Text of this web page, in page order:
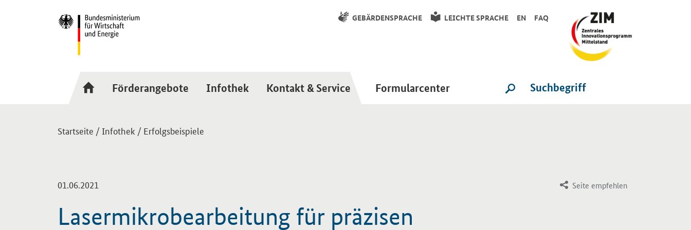
GEBÄRDENSPRACHE LEICHTE SPRACHE EN FAQ
Förderangebote Infothek Kontakt & Service Formularcenter SUCHE STARTEN
Sie sind hier:
Startseite /Infothek / Erfolgsbeispiele
Seite empfehlen
01.06.2021
Lasermikrobearbeitung für präzisen